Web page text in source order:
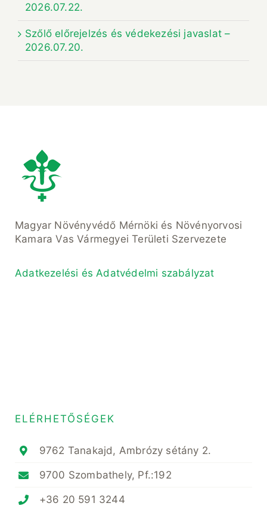
2026.07.22.
Szőlő előrejelzés és védekezési javaslat –
2026.07.20.
Magyar Növényvédő Mérnöki és Növényorvosi
Kamara Vas Vármegyei Területi Szervezete
Adatkezelési és Adatvédelmi szabályzat
ELÉRHETŐSÉGEK
9762 Tanakajd, Ambrózy sétány 2.
9700 Szombathely, Pf.:192
+36 20 591 3244